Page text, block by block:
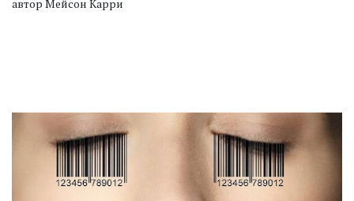
автор Мейсон Карри